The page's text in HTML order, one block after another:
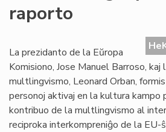
raporto
La prezidanto de la Eŭropa
Komisiono, Jose Manuel Barroso, kaj
multlingvismo, Leonard Orban,
personoj aktivaj en la kultura kampo
kontribuo de la multlingvismo al
reciproka interkompreniĝo de la EU-